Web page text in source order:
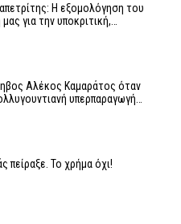
Η εξομολόγηση του
για την υποκριτική,…
Αλέκος Καμαράτος όταν
υπερπαραγωγή…
πείραξε. Το χρήμα όχι!